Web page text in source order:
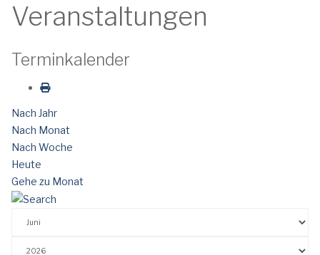
Veranstaltungen
Terminkalender
Nach Jahr
Nach Monat
Nach Woche
Heute
Gehe zu Monat